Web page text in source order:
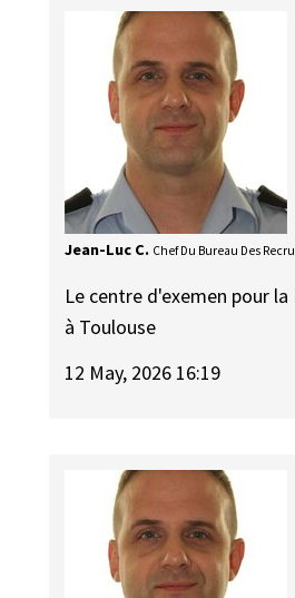
Jean-Luc C. Chef Du Bureau Des
Le centre d'exemen pour la
à Toulouse
12 May, 2026 16:19